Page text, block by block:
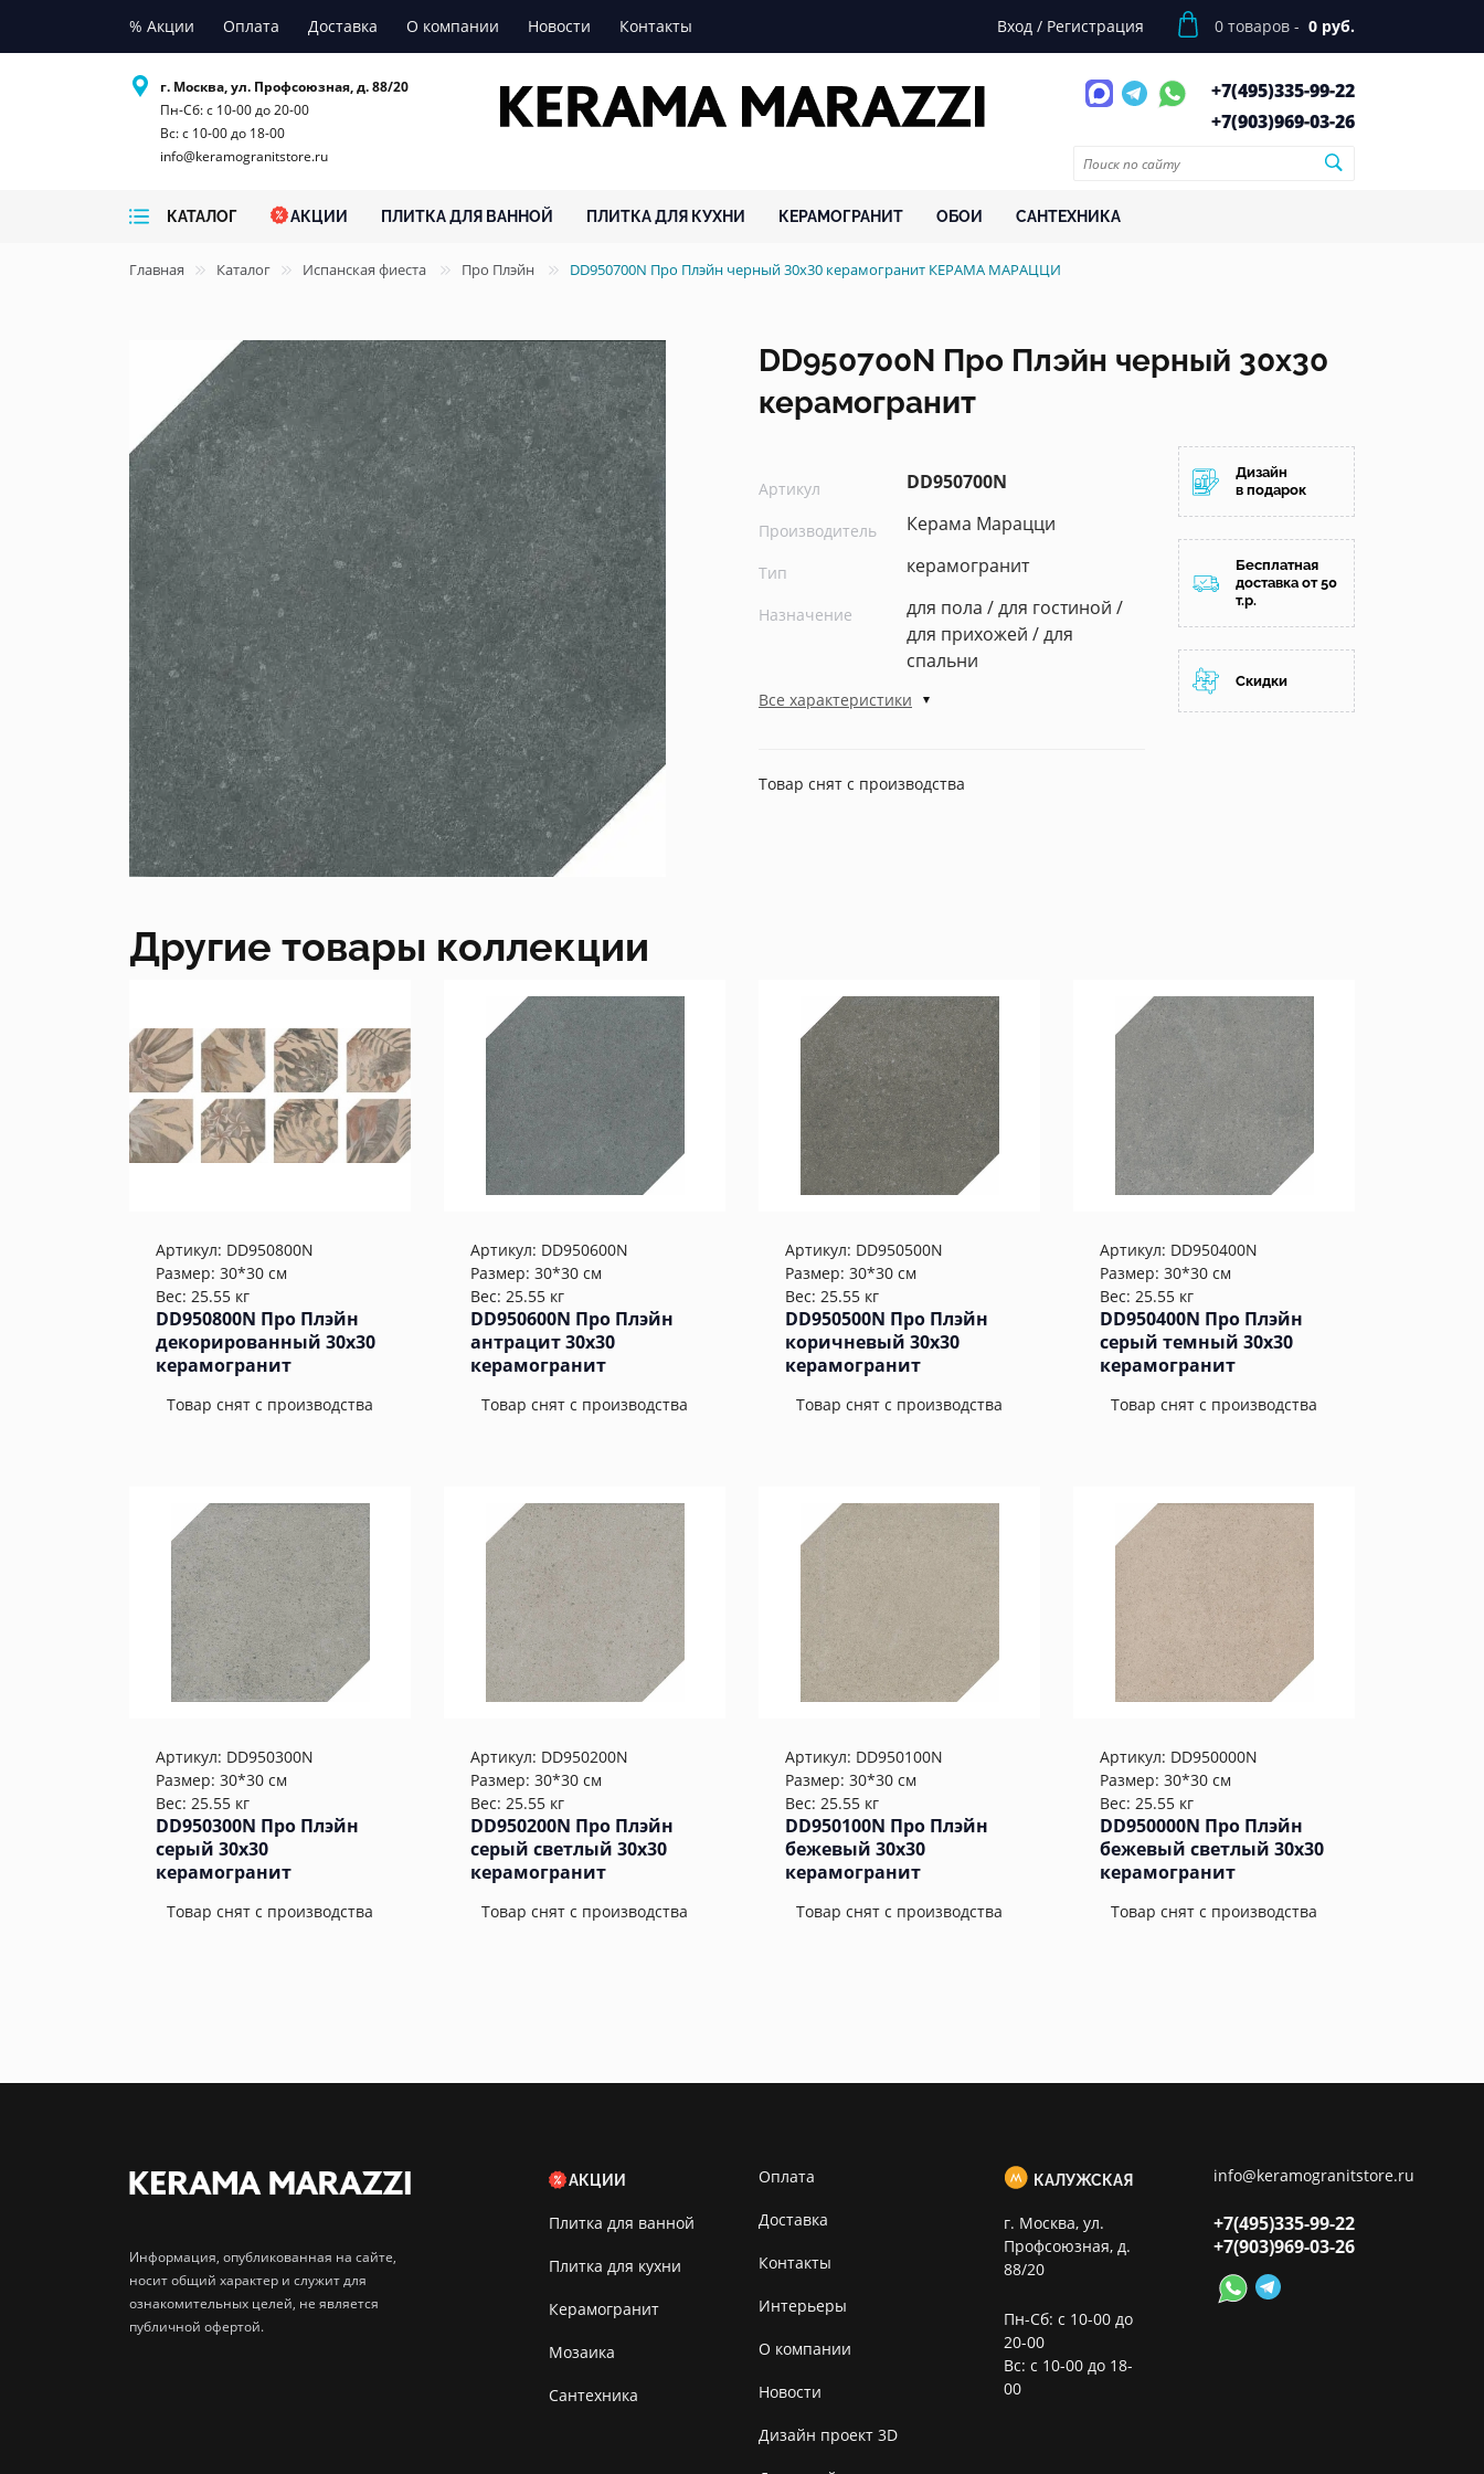
% Акции Оплата Доставка О компании Новости Контакты Вход / Регистрация 0 товаров - 0 руб.
г. Москва, ул. Профсоюзная, д. 88/20
Пн-Сб: с 10-00 до 20-00
Вс: с 10-00 до 18-00
info@keramogranitstore.ru
+7(495)335-99-22
+7(903)969-03-26
КАТАЛОГ АКЦИИ ПЛИТКА ДЛЯ ВАННОЙ ПЛИТКА ДЛЯ КУХНИ КЕРАМОГРАНИТ ОБОИ САНТЕХНИКА
Главная Каталог Испанская фиеста Про Плэйн DD950700N Про Плэйн черный 30x30 керамогранит КЕРАМА МАРАЦЦИ
DD950700N Про Плэйн черный 30x30
керамогранит
Артикул DD950700N
Производитель Керама Марацци
Тип керамогранит
Назначение
для пола / для гостиной /
для прихожей / для
спальни
Все характеристики
Товар снят с производства
Дизайн
в подарок
Бесплатная
доставка от 50
т.р.
Скидки
Другие товары коллекции
Артикул: DD950800N
Размер: 30*30 см
Вес: 25.55 кг
DD950800N Про Плэйн
декорированный 30x30
керамогранит
Товар снят с производства
Артикул: DD950600N
Размер: 30*30 см
Вес: 25.55 кг
DD950600N Про Плэйн
антрацит 30x30
керамогранит
Товар снят с производства
Артикул: DD950500N
Размер: 30*30 см
Вес: 25.55 кг
DD950500N Про Плэйн
коричневый 30x30
керамогранит
Товар снят с производства
Артикул: DD950400N
Размер: 30*30 см
Вес: 25.55 кг
DD950400N Про Плэйн
серый темный 30x30
керамогранит
Товар снят с производства
Артикул: DD950300N
Размер: 30*30 см
Вес: 25.55 кг
DD950300N Про Плэйн
серый 30x30
керамогранит
Товар снят с производства
Артикул: DD950200N
Размер: 30*30 см
Вес: 25.55 кг
DD950200N Про Плэйн
серый светлый 30x30
керамогранит
Товар снят с производства
Артикул: DD950100N
Размер: 30*30 см
Вес: 25.55 кг
DD950100N Про Плэйн
бежевый 30x30
керамогранит
Товар снят с производства
Артикул: DD950000N
Размер: 30*30 см
Вес: 25.55 кг
DD950000N Про Плэйн
бежевый светлый 30x30
керамогранит
Товар снят с производства
Информация, опубликованная на сайте,
носит общий характер и служит для
ознакомительных целей, не является
публичной офертой.
АКЦИИ
Плитка для ванной
Плитка для кухни
Керамогранит
Мозаика
Сантехника
Оплата
Доставка
Контакты
Интерьеры
О компании
Новости
Дизайн проект 3D
КАЛУЖСКАЯ
г. Москва, ул.
Профсоюзная, д.
88/20
Пн-Сб: с 10-00 до
20-00
Вс: с 10-00 до 18-
00
info@keramogranitstore.ru
+7(495)335-99-22
+7(903)969-03-26